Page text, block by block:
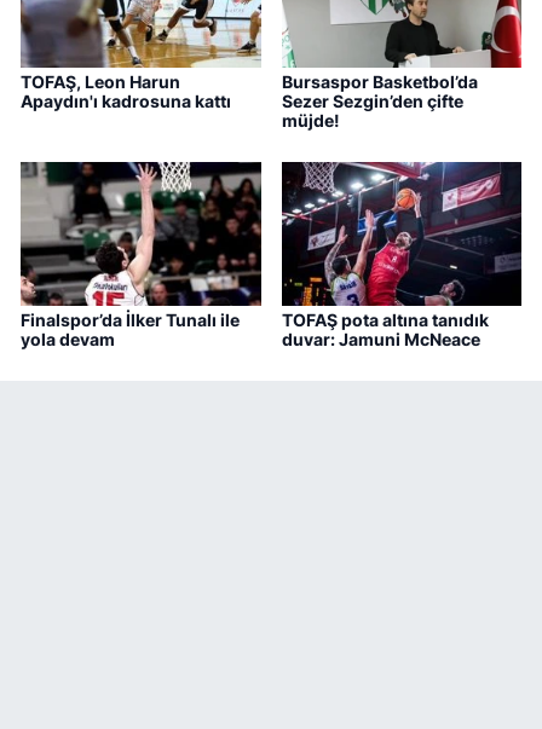
TOFAŞ, Leon Harun
Apaydın'ı kadrosuna kattı
Bursaspor Basketbol’da
Sezer Sezgin’den çifte
müjde!
Finalspor’da İlker Tunalı ile
yola devam
TOFAŞ pota altına tanıdık
duvar: Jamuni McNeace